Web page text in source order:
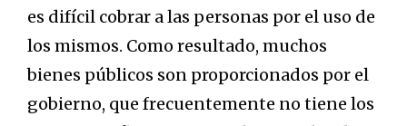
es difícil cobrar a las personas por el uso de
los mismos. Como resultado, muchos
bienes públicos son proporcionados por el
gobierno, que frecuentemente no tiene los